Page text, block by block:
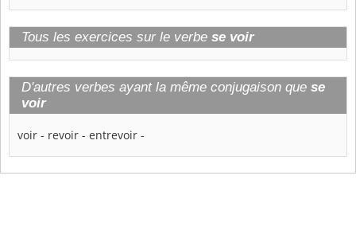
Tous les exercices sur le verbe se voir
D'autres verbes ayant la même conjugaison que se
voir
voir - revoir - entrevoir -